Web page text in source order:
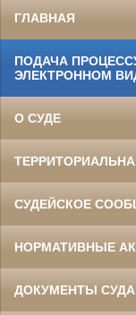
ГЛАВНАЯ
ПОДАЧА
ЭЛЕКТРОННОМ
О СУДЕ
СУДЕЙСКОЕ
НОРМАТИВНЫЕ
ДОКУМЕНТЫ СУДА